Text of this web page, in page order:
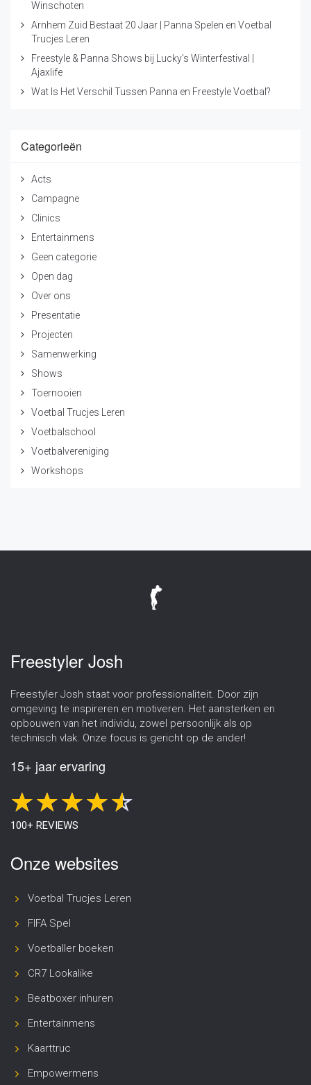
Winschoten
Arnhem Zuid Bestaat 20 Jaar | Panna Spelen en Voetbal
Trucjes Leren
Freestyle & Panna Shows bij Lucky's Winterfestival |
Ajaxlife
Wat Is Het Verschil Tussen Panna en Freestyle Voetbal?
Categorieën
Acts
Campagne
Clinics
Entertainmens
Geen categorie
Open dag
Over ons
Presentatie
Projecten
Samenwerking
Shows
Toernooien
Voetbal Trucjes Leren
Voetbalschool
Voetbalvereniging
Workshops
Freestyler Josh
Freestyler Josh staat voor professionaliteit. Door zijn
omgeving te inspireren en motiveren. Het aansterken en
opbouwen van het individu, zowel persoonlijk als op
technisch vlak. Onze focus is gericht op de ander!
15+ jaar ervaring
100+ REVIEWS
Onze websites
Voetbal Trucjes Leren
FIFA Spel
Voetballer boeken
CR7 Lookalike
Beatboxer inhuren
Entertainmens
Kaarttruc
Empowermens